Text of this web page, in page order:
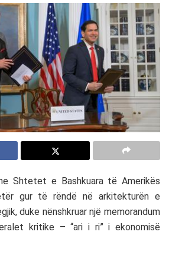
Shtetet e Bashkuara të Amerikës
gur të rëndë në arkitekturën e
duke nënshkruar një memorandum
kritike – “ari i ri” i ekonomisë